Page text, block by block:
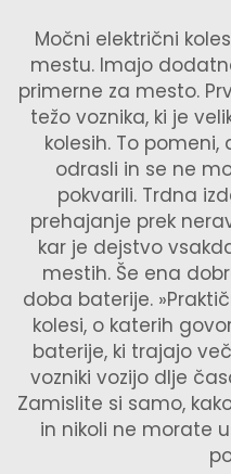
Močni električni
mestu. Imajo
primerne za mesto.
težo voznika, ki je
kolesih. To
odrasli in se ne
pokvarili. Trdna
prehajanje prek
kar je dejstvo
mestih. Še ena
doba baterije.
kolesi, o katerih
baterije, ki trajajo
vozniki vozijo dlje
Zamislite si samo,
in nikoli ne morate